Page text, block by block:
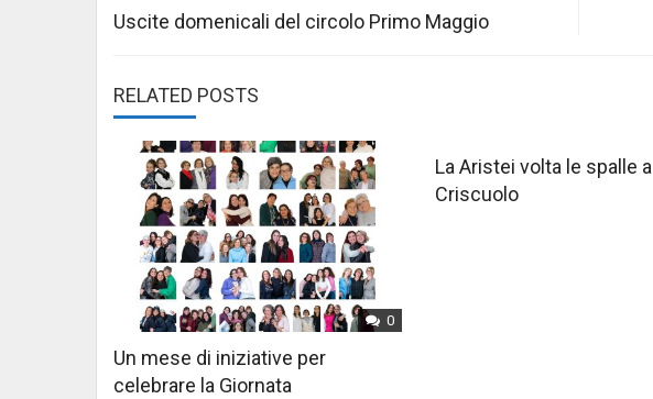
navigation
Uscite domenicali del circolo Primo Maggio
RELATED POSTS
0
Un mese di iniziative per
celebrare la Giornata
La Aristei volta le spalle a
Criscuolo